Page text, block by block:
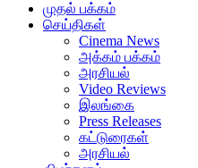
முதல் பக்கம்
செய்திகள்
Cinema News
அக்கம் பக்கம்
அரசியல்
Video Reviews
இலங்கை
Press Releases
கட்டுரைகள்
அரசியல்